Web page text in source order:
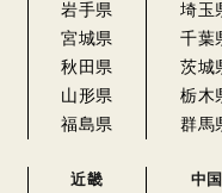
岩手県
宮城県
秋田県
山形県
福島県
埼玉
千葉
茨城
栃木
群馬
近畿 中国